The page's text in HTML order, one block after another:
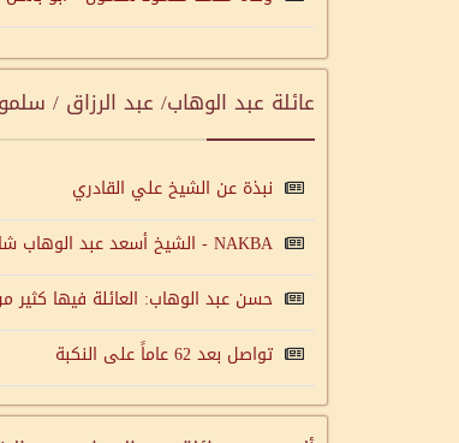
عائلة عبد الوهاب/ عبد الرزاق /
نبذة عن الشيخ علي القادري
NAKBA - الشيخ أسعد عبد الوهاب شاهد على نكبة 1948
حسن عبد الوهاب: العائلة فيها كثير
تواصل بعد 62 عاماً على النكبة